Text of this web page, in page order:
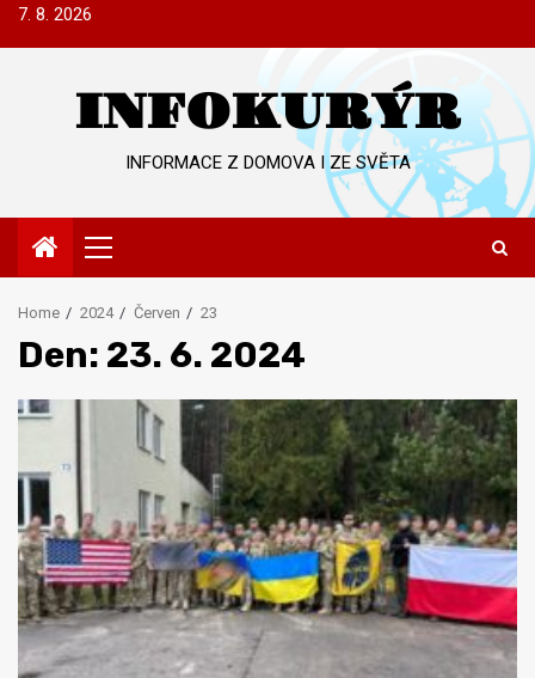
Skip7. 8. 2026
INFOKURÝR
INFORMACE Z DOMOVA I ZE SVĚTA
Primary
Menu
Home 2024 Červen 23
Den: 23. 6. 2024